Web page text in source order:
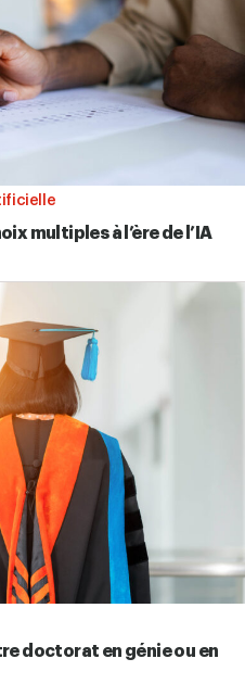
multiples à l’ère de l’IA
doctorat en génie ou en